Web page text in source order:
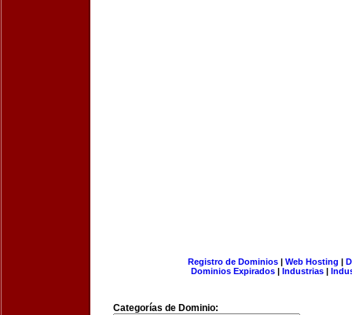
Registro de Dominios| Web Hosting |
Dominios Expirados | Industrias |
Categorías de Dominio: